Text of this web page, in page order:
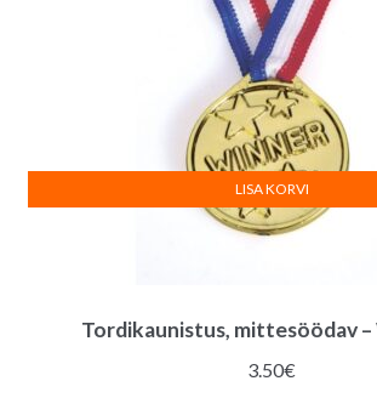
Tordikaunistus, mittesöödav –
3.50€
LISA KORVI